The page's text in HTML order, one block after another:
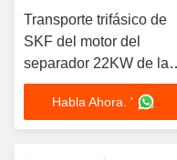
Transporte trifásico de
SKF del motor del
separador 22KW de la
centrífuga de la jarra de
la extracción del aceite
de oliva LW450
Habla Ahora. '